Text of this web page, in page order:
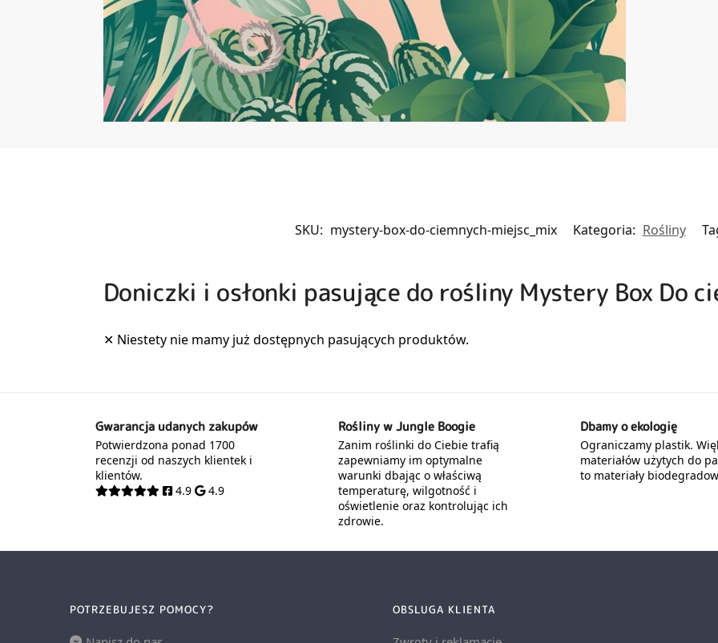
SKU: mystery-box-do-ciemnych-miejsc_mix Kategoria: Rośliny
Doniczki i osłonki pasujące do rośliny Mystery Box Do
Gwarancja udanych zakupów
Potwierdzona ponad 1700
recenzji od naszych klientek i
klientów.
4.9
4.9
Rośliny w Jungle Boogie
Zanim roślinki do Ciebie trafią
zapewniamy im optymalne
warunki dbając o właściwą
temperaturę, wilgotność i
oświetlenie oraz kontrolując ich
zdrowie.
Dbamy o ekologię
Ograniczamy plastik.
materiałów użytych do
to materiały
POTRZEBUJESZ POMOCY? OBSLUGA KLIENTA